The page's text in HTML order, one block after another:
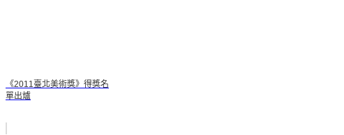
《2011臺北美術獎》得獎名
單出爐